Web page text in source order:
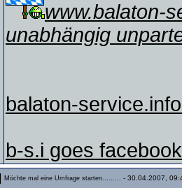
www.balaton-
unabhängig
balaton-
b-s.i goes facebook
Möchte mal eine Umfrage starten......... - 30.04.2007,